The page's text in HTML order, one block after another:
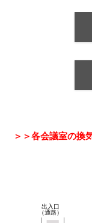
＞＞各会議室の換